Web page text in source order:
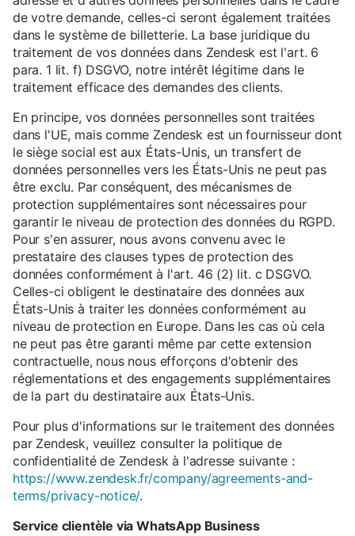
de votre demande, celles-ci seront également traitées
dans le système de billetterie. La base juridique du
traitement de vos données dans Zendesk est l'art. 6
para. 1 lit. f) DSGVO, notre intérêt légitime dans le
traitement efficace des demandes des clients.
En principe, vos données personnelles sont traitées
dans l'UE, mais comme Zendesk est un fournisseur dont
le siège social est aux États-Unis, un transfert de
données personnelles vers les États-Unis ne peut pas
être exclu. Par conséquent, des mécanismes de
protection supplémentaires sont nécessaires pour
garantir le niveau de protection des données du RGPD.
Pour s'en assurer, nous avons convenu avec le
prestataire des clauses types de protection des
données conformément à l'art. 46 (2) lit. c DSGVO.
Celles-ci obligent le destinataire des données aux
États-Unis à traiter les données conformément au
niveau de protection en Europe. Dans les cas où cela
ne peut pas être garanti même par cette extension
contractuelle, nous nous efforçons d'obtenir des
réglementations et des engagements supplémentaires
de la part du destinataire aux États-Unis.
Pour plus d'informations sur le traitement des données
par Zendesk, veuillez consulter la politique de
confidentialité de Zendesk à l'adresse suivante :
https://www.zendesk.fr/company/agreements-and-
terms/privacy-notice/.
Service clientèle via WhatsApp Business